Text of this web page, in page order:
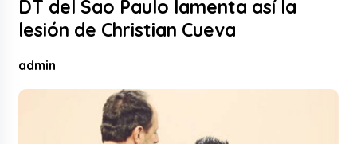
DT del Sao Paulo lamenta así la
lesión de Christian Cueva
admin